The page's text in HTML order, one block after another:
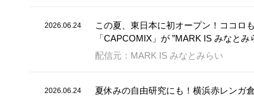
2026.06.24
この夏、東日本に初オープン！ココロ
「CAPCOMIX」が ”MARK IS みなとみ
配信元：MARK IS みなとみらい
2026.06.24
夏休みの自由研究にも！横浜赤レンガ